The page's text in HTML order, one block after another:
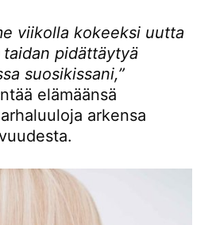
viikolla kokeeksi uutta
pidättäytyä
suosikissani,”
elämäänsä
arkensa